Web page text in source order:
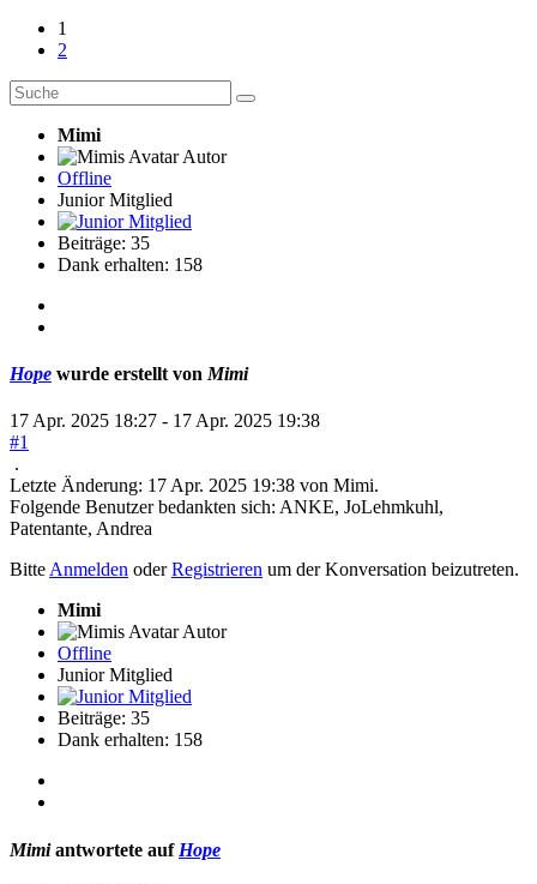
1
2
Mimi
Autor
Offline
Junior Mitglied
Beiträge: 35
Dank erhalten: 158
Hope wurde erstellt von Mimi
17 Apr. 2025 18:27 - 17 Apr. 2025 19:38
#1
.
Letzte Änderung: 17 Apr. 2025 19:38 von Mimi.
Folgende Benutzer bedankten sich: ANKE, JoLehmkuhl,
Patentante, Andrea
BitteAnmelden oderRegistrieren um der Konversation beizutreten.
Mimi
Autor
Offline
Junior Mitglied
Beiträge: 35
Dank erhalten: 158
Mimiantwortete auf Hope